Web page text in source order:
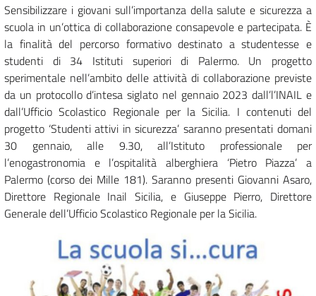
Sensibilizzare i giovani sull’importanza della salute e sicurezza a
scuola in un’ottica di collaborazione consapevole e partecipata. È
la finalità del percorso formativo destinato a studentesse e
studenti di 34 Istituti superiori di Palermo. Un progetto
sperimentale nell’ambito delle attività di collaborazione previste
da un protocollo d’intesa siglato nel gennaio 2023 dall’l’INAIL e
dall’Ufficio Scolastico Regionale per la Sicilia. I contenuti del
progetto ‘Studenti attivi in sicurezza’ saranno presentati domani
30 gennaio, alle 9.30, all’Istituto professionale per
l’enogastronomia e l’ospitalità alberghiera ‘Pietro Piazza’ a
Palermo (corso dei Mille 181). Saranno presenti Giovanni Asaro,
Direttore Regionale Inail Sicilia, e Giuseppe Pierro, Direttore
Generale dell’Ufficio Scolastico Regionale per la Sicilia.